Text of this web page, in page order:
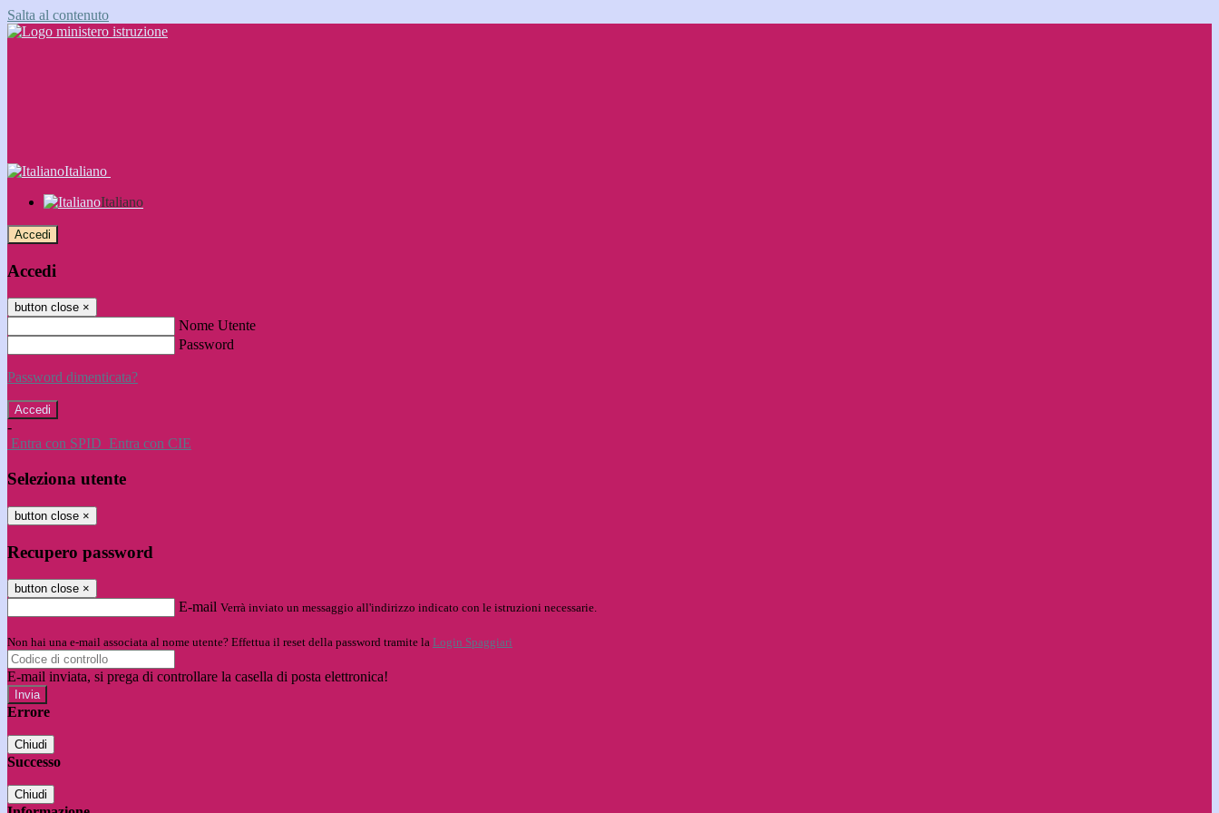
Salta al contenuto
Italiano
Italiano
Accedi
Accedi
button close ×
Nome Utente
Password
Password dimenticata?
-
Entra con SPID Entra con CIE
Seleziona utente
button close ×
Recupero password
button close ×
E-mail Verrà inviato un messaggio all'indirizzo indicato con le istruzioni necessarie.
Non hai una e-mail associata al nome utente? Effettua il reset della password tramite la Login Spaggiari
E-mail inviata, si prega di controllare la casella di posta elettronica!
Errore
Chiudi
Successo
Chiudi